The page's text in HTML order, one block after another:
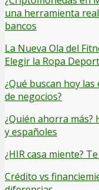
una herramienta
bancos
La Nueva Ola del
Elegir la Ropa
¿Qué buscan hoy
de negocios?
¿Quién ahorra más?
y españoles
¿HIR casa miente?
Crédito vs